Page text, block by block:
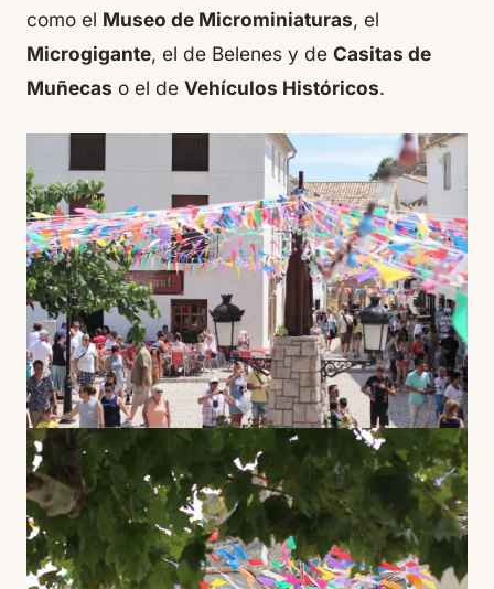
como el Museo de Microminiaturas, el
Microgigante, el de Belenes y de Casitas de
Muñecas o el de Vehículos Históricos.